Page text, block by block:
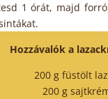
1 órát, majd
Hozzávalók a
200 g füstölt
200 g